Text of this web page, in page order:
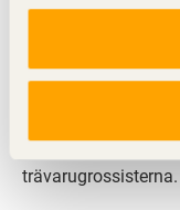
Svenskt Trä
och är en del av
svensk limträ-, KL-
trävarugrossisterna.